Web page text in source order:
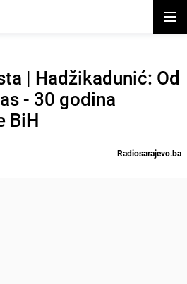
| Hadžikadunić: Od
- 30 godina
BiH
Radiosarajevo.ba